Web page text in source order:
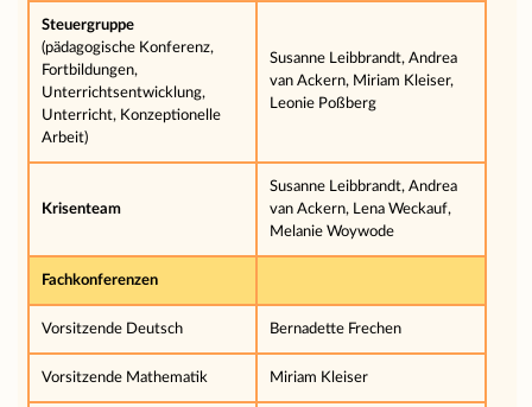
Steuergruppe
(pädagogische Konferenz,
Fortbildungen,
Unterrichtsentwicklung,
Unterricht, Konzeptionelle
Arbeit)
Susanne Leibbrandt, Andrea
van Ackern, Miriam Kleiser,
Leonie Poßberg
Krisenteam
Susanne Leibbrandt, Andrea
van Ackern, Lena Weckauf,
Melanie Woywode
Fachkonferenzen
Vorsitzende Deutsch Bernadette Frechen
Vorsitzende Mathematik Miriam Kleiser